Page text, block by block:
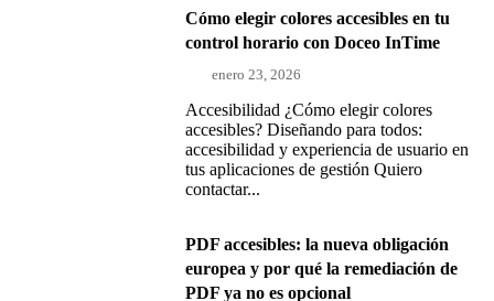
Cómo elegir colores accesibles en tu
control horario con Doceo InTime
enero 23, 2026
Accesibilidad ¿Cómo elegir colores
accesibles? Diseñando para todos:
accesibilidad y experiencia de usuario en
tus aplicaciones de gestión Quiero
contactar...
PDF accesibles: la nueva obligación
europea y por qué la remediación de
PDF ya no es opcional